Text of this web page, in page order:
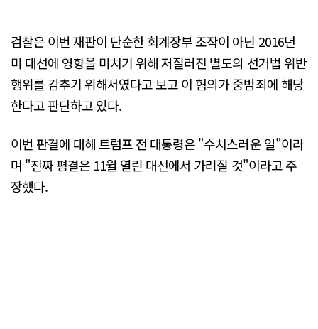
검찰은 이번 재판이 단순한 회계장부 조작이 아닌 2016년
미 대선에 영향을 미치기 위해 저질러진 별도의 선거법 위반
행위를 감추기 위해서였다고 보고 이 혐의가 중범죄에 해당
한다고 판단하고 있다.
이번 판결에 대해 트럼프 전 대통령은 "수치스러운 일"이라
며 "진짜 평결은 11월 열린 대선에서 가려질 것"이라고 주
장했다.